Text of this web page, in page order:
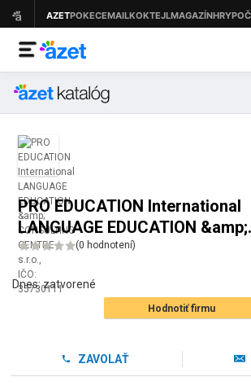
PRO EDUCATION International
LANGUAGE EDUCATION &amp;
CONSULTING CENTRE s.r.o.
(0 hodnotení)
Dnes:zatvorené
Hodnotiť firmu
ZAVOLAŤ